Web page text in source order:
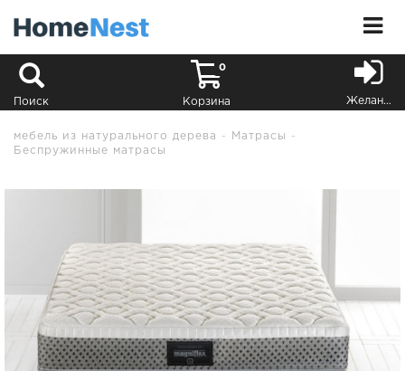
Поиск
0
Корзина Желания
мебель из натурального дерева
Матрасы
Беспружинные матрасы